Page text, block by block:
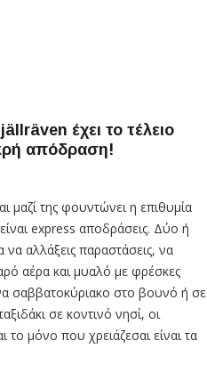
έχει το τέλειο
απόδραση!
μαζί της φουντώνει η επιθυμία
express αποδράσεις. Δύο ή
να αλλάξεις παραστάσεις, να
αέρα και μυαλό με φρέσκες
σαββατοκύριακο στο βουνό ή σε
σε κοντινό νησί, οι
το μόνο που χρειάζεσαι είναι τα